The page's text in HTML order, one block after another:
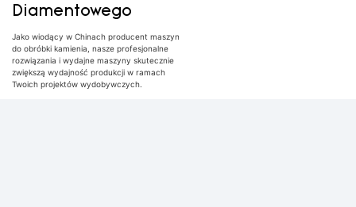
Diamentowego
Jako wiodący w Chinach producent maszyn
do obróbki kamienia, nasze profesjonalne
rozwiązania i wydajne maszyny skutecznie
zwiększą wydajność produkcji w ramach
Twoich projektów wydobywczych.